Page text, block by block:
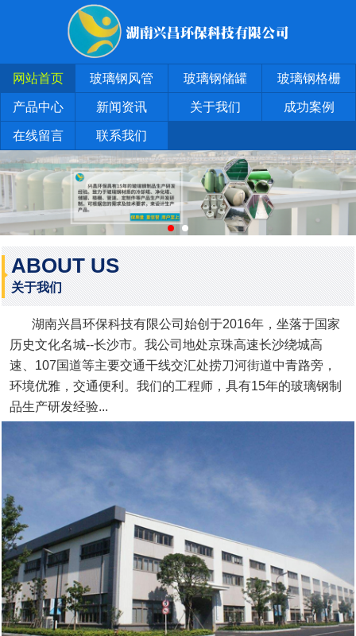
网站首页 玻璃钢风管 玻璃钢储罐 玻璃钢格栅
产品中心 新闻资讯 关于我们 成功案例
在线留言 联系我们
ABOUT US
关于我们
湖南兴昌环保科技有限公司始创于2016年，坐落于国家
历史文化名城--长沙市。我公司地处京珠高速长沙绕城高
速、107国道等主要交通干线交汇处捞刀河街道中青路旁，
环境优雅，交通便利。我们的工程师，具有15年的玻璃钢制
品生产研发经验...